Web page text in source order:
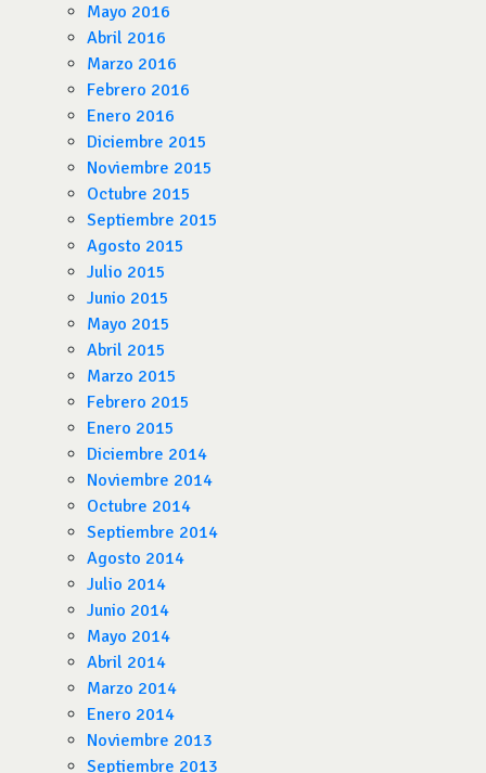
Mayo 2016
Abril 2016
Marzo 2016
Febrero 2016
Enero 2016
Diciembre 2015
Noviembre 2015
Octubre 2015
Septiembre 2015
Agosto 2015
Julio 2015
Junio 2015
Mayo 2015
Abril 2015
Marzo 2015
Febrero 2015
Enero 2015
Diciembre 2014
Noviembre 2014
Octubre 2014
Septiembre 2014
Agosto 2014
Julio 2014
Junio 2014
Mayo 2014
Abril 2014
Marzo 2014
Enero 2014
Noviembre 2013
Septiembre 2013